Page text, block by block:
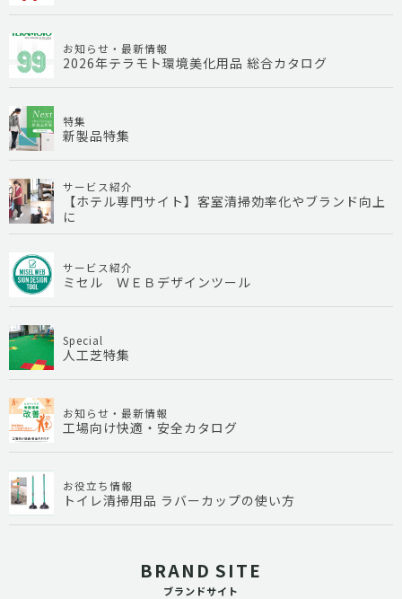
お知らせ・最新情報
2026年テラモト環境美化用品 総合カタログ
特集
新製品特集
サービス紹介
【ホテル専門サイト】客室清掃効率化やブランド向上
に
サービス紹介
ミセル ＷＥＢデザインツール
Special
人工芝特集
お知らせ・最新情報
工場向け快適・安全カタログ
お役立ち情報
トイレ清掃用品 ラバーカップの使い方
BRAND SITE
ブランドサイト